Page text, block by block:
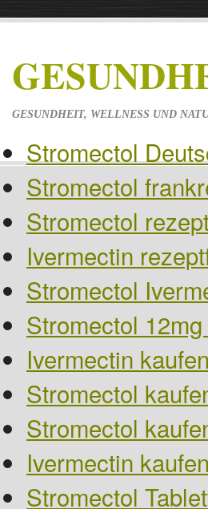
GESUNDHEIT, WELLNESS UND
Stromectol
Stromectol
Stromectol
Ivermectin
Stromectol
Stromectol
Ivermectin
Stromectol
Stromectol
Ivermectin
Stromectol